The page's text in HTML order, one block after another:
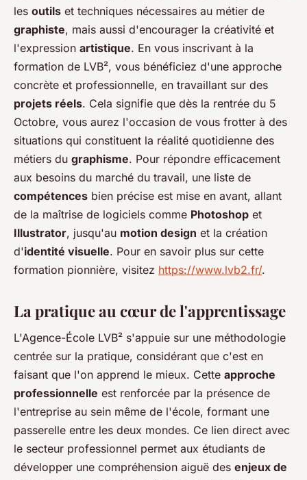
les outils et techniques nécessaires au métier de
graphiste, mais aussi d'encourager la créativité et
l'expression artistique. En vous inscrivant à la
formation de LVB², vous bénéficiez d'une approche
concrète et professionnelle, en travaillant sur des
projets réels. Cela signifie que dès la rentrée du 5
Octobre, vous aurez l'occasion de vous frotter à des
situations qui constituent la réalité quotidienne des
métiers du graphisme. Pour répondre efficacement
aux besoins du marché du travail, une liste de
compétences bien précise est mise en avant, allant
de la maîtrise de logiciels comme Photoshop et
Illustrator, jusqu'au motion design et la création
d'identité visuelle. Pour en savoir plus sur cette
formation pionnière, visitez https://www.lvb2.fr/.
La pratique au cœur de l'apprentissage
L'Agence-École LVB² s'appuie sur une méthodologie
centrée sur la pratique, considérant que c'est en
faisant que l'on apprend le mieux. Cette approche
professionnelle est renforcée par la présence de
l'entreprise au sein même de l'école, formant une
passerelle entre les deux mondes. Ce lien direct avec
le secteur professionnel permet aux étudiants de
développer une compréhension aiguë des enjeux de